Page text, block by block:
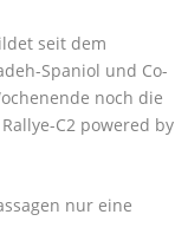
seit dem
Spaniol und Co-
noch die
C2 powered by
nur eine